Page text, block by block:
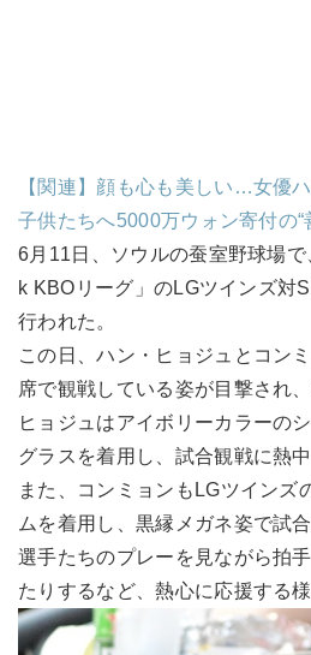
【関連】顔も心も美しい…女優
子供たちへ5000万ウォン寄付の“
6月11日、ソウルの蚕室野球場
k KBOリーグ」のLGツインズ対
行われた。
この日、ハン・ヒョジュとコン
席で観戦している姿が目撃され
ヒョジュはアイボリーカラーの
グラスを着用し、試合観戦に熱
また、コンミョンもLGツインズ
ムを着用し、黒縁メガネ姿で試
選手たちのプレーを見ながら拍
たりするなど、熱心に応援する